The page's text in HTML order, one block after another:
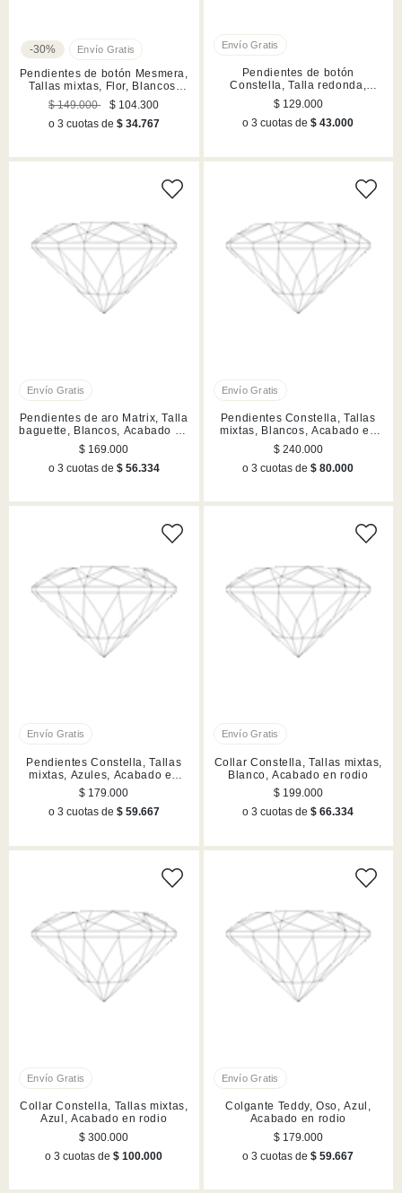
-30%
Pendientes de botón Mesmera,
Tallas mixtas, Flor, Blancos,
Acabado en rodio
$ 149.000
$ 104.300
o 3 cuotas de $ 34.767
Pendientes de botón
Constella, Talla redonda,
Blancos, Acabado en rodio
$ 129.000
o 3 cuotas de$ 43.000
Pendientes de aro Matrix, Talla
baguette, Blancos, Acabado en
rodio
$ 169.000
o 3 cuotas de $ 56.334
Pendientes Constella, Tallas
mixtas, Blancos, Acabado en
rodio
$ 240.000
o 3 cuotas de$ 80.000
Pendientes Constella, Tallas
mixtas, Azules, Acabado en
rodio
$ 179.000
o 3 cuotas de $ 59.667
Collar Constella, Tallas mixtas,
Blanco, Acabado en rodio
$ 199.000
o 3 cuotas de$ 66.334
Collar Constella, Tallas mixtas,
Azul, Acabado en rodio
$ 300.000
o 3 cuotas de$ 100.000
Colgante Teddy, Oso, Azul,
Acabado en rodio
$ 179.000
o 3 cuotas de$ 59.667